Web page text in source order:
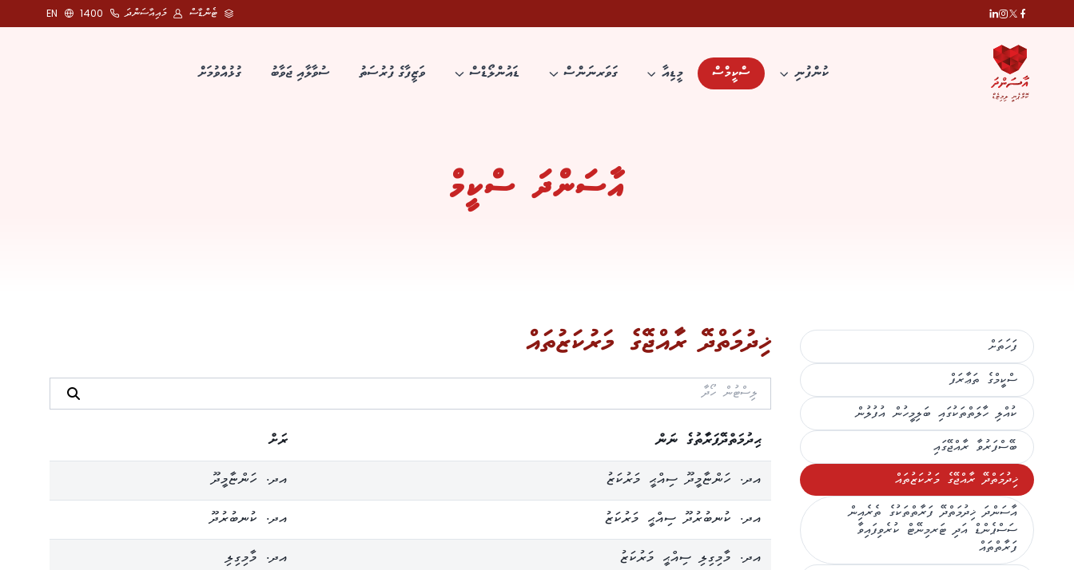
ޓެންޑާސް މައިއާސަންދަ 1400
EN
ކުންފުނި ސްކީމްސް މީޑިއާ ގަވަރނަންސް ޑައުންލޯޑްސް ވަޒީފާގެ ފުރުސަތު ސުވާލާއި ޖަވާބު ގުޅުއްވުމަށް
އާސަންދަ ސްކީމް
ފަހަތަށް
ސްކީމްގެ ތަޢާރަފް
ކުއްލި ހާލަތްތަކުގައި ބަލިމީހުން އުފުލުން
ބޭސްފަރުވާ ރާއްޖޭގައި
ޚިދުމަތްދޭ ރާއްޖޭގެ މަރުކަޒުތައް
އާސަންދަ ޚިދުމަތްދޭ ފަރާތްތަކުގެ ތެރެއިން
ސަސްޕެންޑް އަދި ޓަރމިނޭޓް ކުރެވިފައިވާ
ފަރާތްތައް
ޚިދުމަތްދޭ ރާއްޖޭގެ މަރުކަޒުތައް
ޙިދުމަތްދޭފަރާތުގެ ނަން
ރަށް
އދ. ހަންޏާމީދޫ ސިއްޙީ މަރުކަޒު
އދ. ހަންޏާމީދޫ
އދ. ކުނބުރުދޫ ސިއްޙީ މަރުކަޒު
އދ. ކުނބުރުދޫ
އދ. މާމިގިލި ސިއްޙީ މަރުކަޒު
އދ. މާމިގިލި